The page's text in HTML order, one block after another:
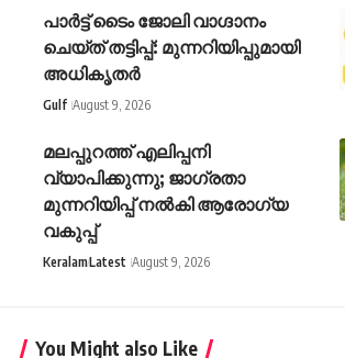
പാർട്ട് ടൈം ജോലി വാഗ്ദാനം
ചെയ്ത്‌ തട്ടിപ്പ്‌: മുന്നറിയിപ്പുമായി
അധികൃതർ
Gulf August 9, 2026
മലപ്പുറത്ത് എലിപ്പനി
വ്യാപിക്കുന്നു; ജാഗ്രതാ
മുന്നറിയിപ്പ് നൽകി ആരോഗ്യ
വകുപ്പ്
KeralamLatest August 9, 2026
You Might also Like